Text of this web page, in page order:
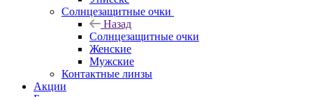
Солнцезащитные очки
Назад
Солнцезащитные очки
Женские
Мужские
Контактные линзы
Акции